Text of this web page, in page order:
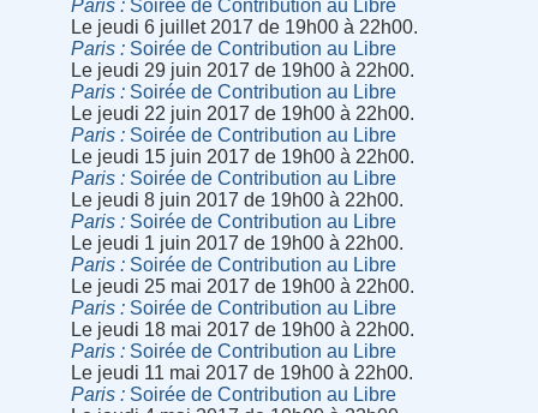
Paris
Soirée de Contribution au Libre
Le jeudi 6 juillet 2017 de 19h00 à 22h00.
Paris
Soirée de Contribution au Libre
Le jeudi 29 juin 2017 de 19h00 à 22h00.
Paris
Soirée de Contribution au Libre
Le jeudi 22 juin 2017 de 19h00 à 22h00.
Paris
Soirée de Contribution au Libre
Le jeudi 15 juin 2017 de 19h00 à 22h00.
Paris
Soirée de Contribution au Libre
Le jeudi 8 juin 2017 de 19h00 à 22h00.
Paris
Soirée de Contribution au Libre
Le jeudi 1 juin 2017 de 19h00 à 22h00.
Paris
Soirée de Contribution au Libre
Le jeudi 25 mai 2017 de 19h00 à 22h00.
Paris
Soirée de Contribution au Libre
Le jeudi 18 mai 2017 de 19h00 à 22h00.
Paris
Soirée de Contribution au Libre
Le jeudi 11 mai 2017 de 19h00 à 22h00.
Paris
Soirée de Contribution au Libre